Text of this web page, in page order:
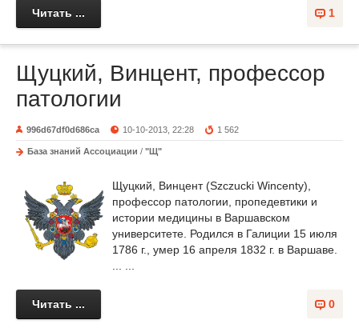
1
Читать ...
Щуцкий, Винцент, профессор
патологии
996d67df0d686ca 10-10-2013, 22:28 1 562
База знаний Ассоциации / "Щ"
Щуцкий, Винцент (Szczucki Wincenty),
профессор патологии, пропедевтики и
истории медицины в Варшавском
университете. Родился в Галиции 15 июля
1786 г., умер 16 апреля 1832 г. в Варшаве.
0
Читать ...